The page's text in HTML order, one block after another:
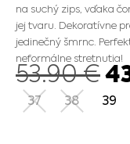
na suchý zips, vďaka
jej tvaru. Dekoratívne
jedinečný šmrnc.
neformálne stretnutia!
53.90€
37 38 39